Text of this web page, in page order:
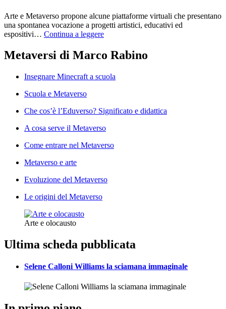
Arte e Metaverso propone alcune piattaforme virtuali che presentano
una spontanea vocazione a progetti artistici, educativi ed
espositivi… Continua a leggere
Metaversi di Marco Rabino
Insegnare Minecraft a scuola
Scuola e Metaverso
Che cos’è l’Eduverso? Significato e didattica
A cosa serve il Metaverso
Come entrare nel Metaverso
Metaverso e arte
Evoluzione del Metaverso
Le origini del Metaverso
Arte e olocausto
Ultima scheda pubblicata
Selene Calloni Williams la sciamana immaginale